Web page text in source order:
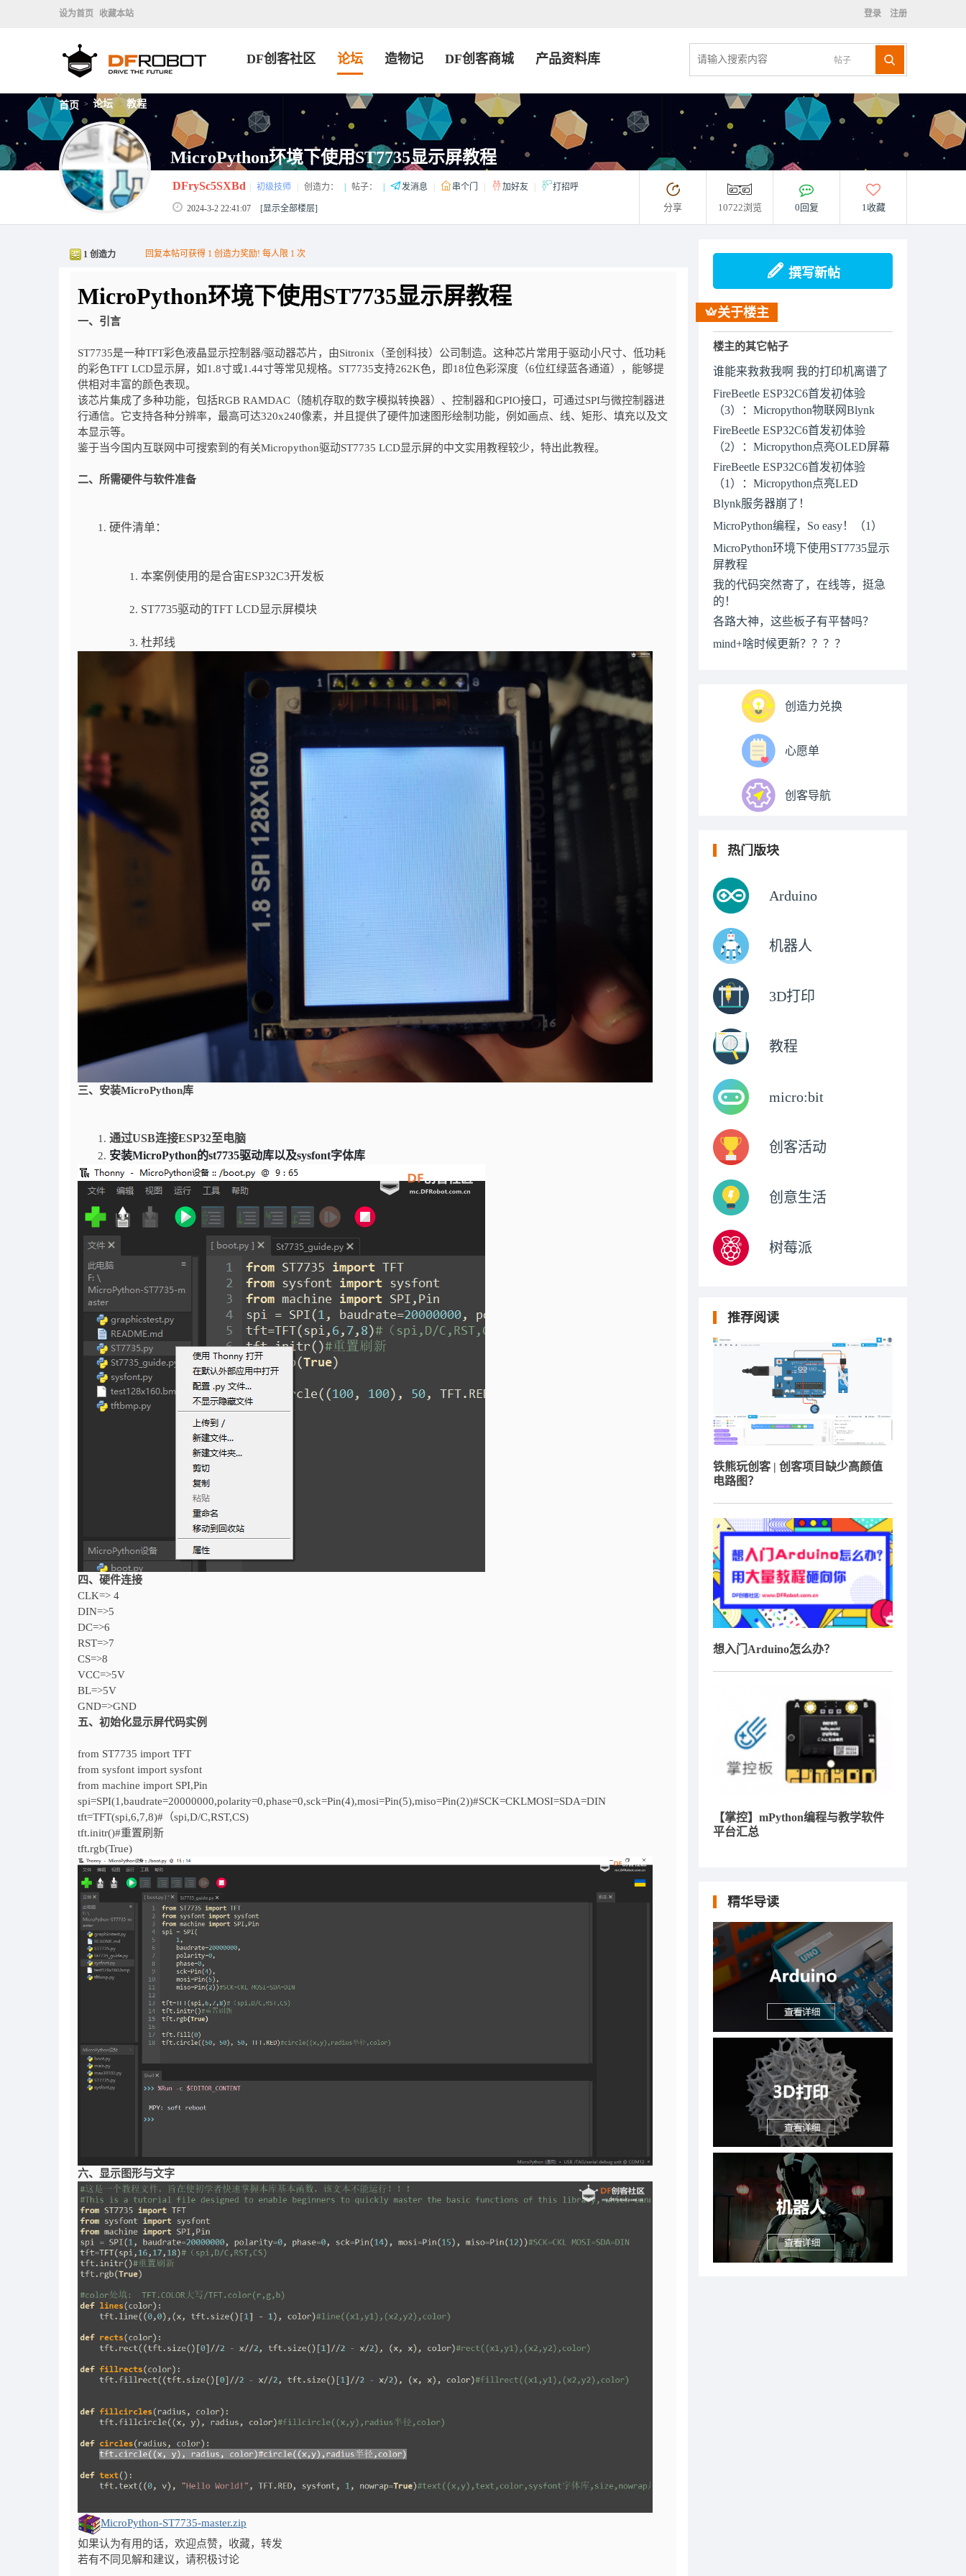
设为首页 收藏本站 登录 注册
帖子
DF创客社区 论坛 造物记 DF创客商城 产品资料库
首页 > 论坛 > 教程
MicroPython环境下使用ST7735显示屏教程
DFrySc5SXBd 初级技师 创造力： 帖子： 发消息 串个门 加好友 打招呼
2024-3-2 22:41:07 [显示全部楼层] 分享 10722浏览 0回复 1收藏
1 创造力 回复本帖可获得 1 创造力奖励! 每人限 1 次
MicroPython环境下使用ST7735显示屏教程
一、引言
ST7735是一种TFT彩色液晶显示控制器/驱动器芯片，由Sitronix（圣创科技）公司制造。这种芯片常用于驱动小尺寸、低功耗
的彩色TFT LCD显示屏，如1.8寸或1.44寸等常见规格。ST7735支持262K色，即18位色彩深度（6位红绿蓝各通道），能够提
供相对丰富的颜色表现。
该芯片集成了多种功能，包括RGB RAMDAC（随机存取的数字模拟转换器）、控制器和GPIO接口，可通过SPI与微控制器进
行通信。它支持各种分辨率，最高可达320x240像素，并且提供了硬件加速图形绘制功能，例如画点、线、矩形、填充以及文
本显示等。
鉴于当今国内互联网中可搜索到的有关Micropython驱动ST7735 LCD显示屏的中文实用教程较少，特出此教程。
二、所需硬件与软件准备
硬件清单：
本案例使用的是合宙ESP32C3开发板
ST7735驱动的TFT LCD显示屏模块
杜邦线
三、安装MicroPython库
通过USB连接ESP32至电脑
安装MicroPython的st7735驱动库以及sysfont字体库
四、硬件连接
CLK=> 4
DIN=>5
DC=>6
RST=>7
CS=>8
VCC=>5V
BL=>5V
GND=>GND
五、初始化显示屏代码实例
from ST7735 import TFT
from sysfont import sysfont
from machine import SPI,Pin
spi=SPI(1,baudrate=20000000,polarity=0,phase=0,sck=Pin(4),mosi=Pin(5),miso=Pin(2))#SCK=CKLMOSI=SDA=DIN
tft=TFT(spi,6,7,8)#（spi,D/C,RST,CS)
tft.initr()#重置刷新
tft.rgb(True)
六、显示图形与文字
MicroPython-ST7735-master.zip
如果认为有用的话，欢迎点赞，收藏，转发
若有不同见解和建议，请积极讨论
撰写新帖
关于楼主
楼主的其它帖子
谁能来救救我啊 我的打印机离谱了
FireBeetle ESP32C6首发初体验
（3）：Micropython物联网Blynk
FireBeetle ESP32C6首发初体验
（2）：Micropython点亮OLED屏幕
FireBeetle ESP32C6首发初体验
（1）：Micropython点亮LED
Blynk服务器崩了！
MicroPython编程，So easy！（1）
MicroPython环境下使用ST7735显示
屏教程
我的代码突然寄了，在线等，挺急
的！
各路大神，这些板子有平替吗？
mind+啥时候更新？？？？
创造力兑换
心愿单
创客导航
热门版块
Arduino
机器人
3D打印
教程
micro:bit
创客活动
创意生活
树莓派
推荐阅读
铁熊玩创客 | 创客项目缺少高颜值
电路图？
想入门Arduino怎么办？
【掌控】mPython编程与教学软件
平台汇总
精华导读